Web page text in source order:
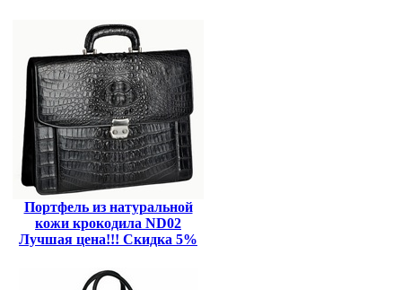
Портфель из натуральной
кожи крокодила ND02
Лучшая цена!!! Скидка 5%